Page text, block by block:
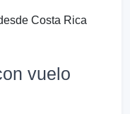
vuelo